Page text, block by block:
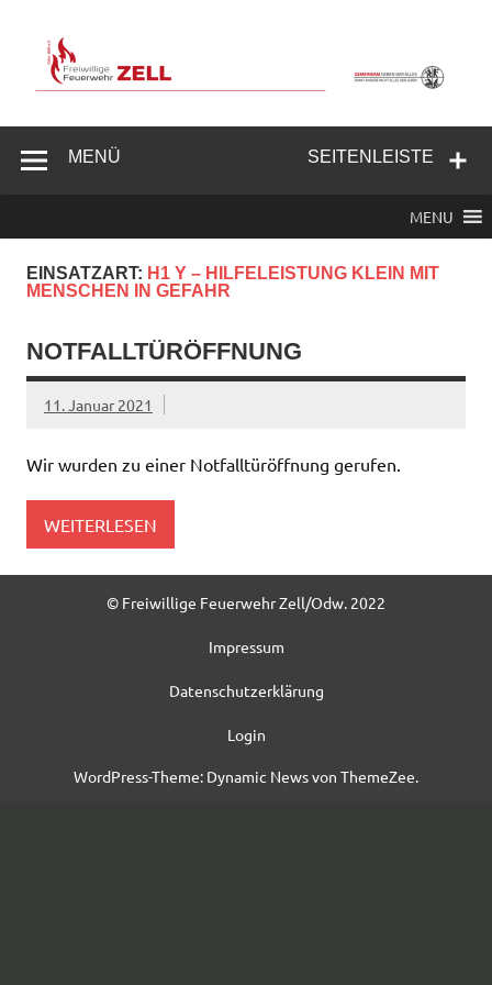
springen
Feuerwehr
SEITENLEISTE
MENÜ
MENU
EINSATZART: H1 Y – HILFELEISTUNG KLEIN MIT
MENSCHEN IN GEFAHR
NOTFALLTÜRÖFFNUNG
11. Januar 2021
Wir wurden zu einer Notfalltüröffnung gerufen.
WEITERLESEN
© Freiwillige Feuerwehr Zell/Odw. 2022
Impressum
Datenschutzerklärung
Login
WordPress-Theme: Dynamic News von ThemeZee.